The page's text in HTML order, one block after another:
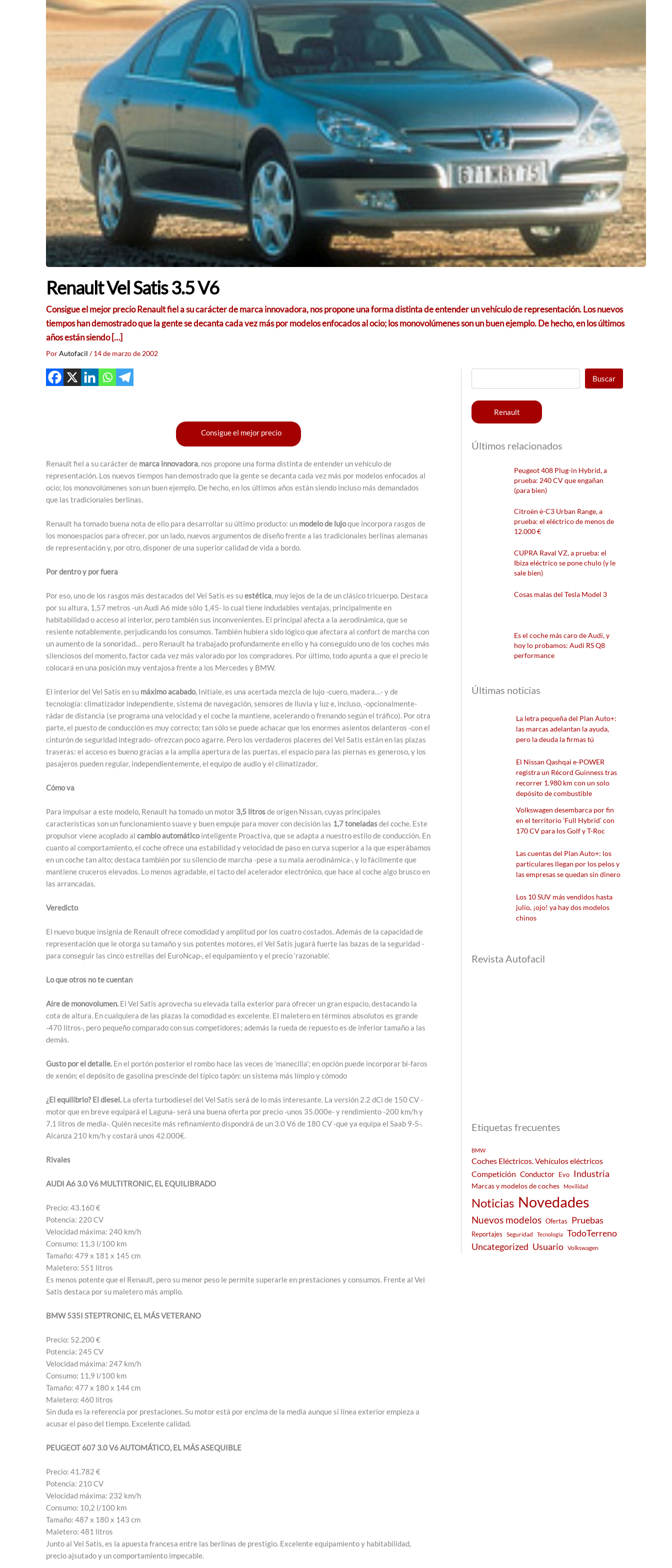
Renault Vel Satis 3.5 V6
Consigue el mejor precio Renault fiel a su carácter de marca innovadora, nos propone una forma distinta de entender un vehículo de representación. Los nuevos
tiempos han demostrado que la gente se decanta cada vez más por modelos enfocados al ocio; los monovolúmenes son un buen ejemplo. De hecho, en los últimos
años están siendo […]
PorAutofacil /14 de marzo de 2002
Consigue el mejor precio
Renault fiel a su carácter de marca innovadora, nos propone una forma distinta de entender un vehículo de
representación. Los nuevos tiempos han demostrado que la gente se decanta cada vez más por modelos enfocados al
ocio; los monovolúmenes son un buen ejemplo. De hecho, en los últimos años están siendo incluso más demandados
que las tradicionales berlinas.
Renault ha tomado buena nota de ello para desarrollar su último producto: un modelo de lujoque incorpora rasgos de
los monoespacios para ofrecer, por un lado, nuevos argumentos de diseño frente a las tradicionales berlinas alemanas
de representación y, por otro, disponer de una superior calidad de vida a bordo.
Por dentro y por fuera
Por eso, uno de los rasgos más destacados del Vel Satis es suestética, muy lejos de la de un clásico tricuerpo. Destaca
por su altura, 1,57 metros -un Audi A6 mide sólo 1,45- lo cual tiene indudables ventajas, principalmente en
habitabilidad o acceso al interior, pero también sus inconvenientes. El principal afecta a la aerodinámica, que se
resiente notablemente, perjudicando los consumos. También hubiera sido lógico que afectara al confort de marcha con
un aumento de la sonoridad… pero Renault ha trabajado profundamente en ello y ha conseguido uno de los coches más
silenciosos del momento, factor cada vez más valorado por los compradores. Por último, todo apunta a que el precio le
colocará en una posición muy ventajosa frente a los Mercedes y BMW.
El interior del Vel Satis en su máximo acabado, Initiale, es una acertada mezcla de lujo -cuero, madera…- y de
tecnología: climatizador independiente, sistema de navegación, sensores de lluvia y luz e, incluso, -opcionalmente-
rádar de distancia (se programa una velocidad y el coche la mantiene, acelerando o frenando según el tráfico). Por otra
parte, el puesto de conducción es muy correcto; tan sólo se puede achacar que los enormes asientos delanteros -con el
cinturón de seguridad integrado- ofrezcan poco agarre. Pero los verdaderos placeres del Vel Satis están en las plazas
traseras: el acceso es bueno gracias a la amplia apertura de las puertas, el espacio para las piernas es generoso, y los
pasajeros pueden regular, independientemente, el equipo de audio y el climatizador.
Cómo va
Para impulsar a este modelo, Renault ha tomado un motor 3,5 litrosde origen Nissan, cuyas principales
características son un funcionamiento suave y buen empuje para mover con decisión las 1,7 toneladasdel coche. Este
propulsor viene acoplado al cambio automáticointeligente Proactiva, que se adapta a nuestro estilo de conducción. En
cuanto al comportamiento, el coche ofrece una estabilidad y velocidad de paso en curva superior a la que esperábamos
en un coche tan alto; destaca también por su silencio de marcha -pese a su mala aerodinámica-, y lo fácilmente que
mantiene cruceros elevados. Lo menos agradable, el tacto del acelerador electrónico, que hace al coche algo brusco en
las arrancadas.
Veredicto
El nuevo buque insignia de Renault ofrece comodidad y amplitud por los cuatro costados. Además de la capacidad de
representación que le otorga su tamaño y sus potentes motores, el Vel Satis jugará fuerte las bazas de la seguridad -
para conseguir las cinco estrellas del EuroNcap-, el equipamiento y el precio ‘razonable’.
Lo que otros no te cuentan
Aire de monovolumen. El Vel Satis aprovecha su elevada talla exterior para ofrecer un gran espacio, destacando la
cota de altura. En cualquiera de las plazas la comodidad es excelente. El maletero en términos absolutos es grande
-470 litros-, pero pequeño comparado con sus competidores; además la rueda de repuesto es de inferior tamaño a las
demás.
Gusto por el detalle. En el portón posterior el rombo hace las veces de ‘manecilla’; en opción puede incorporar bi-faros
de xenón; el depósito de gasolina prescinde del típico tapón: un sistema más límpio y cómodo
¿El equilibrio? El diesel. La oferta turbodiesel del Vel Satis será de lo más interesante. La versión 2.2 dCi de 150 CV -
motor que en breve equipará el Laguna- será una buena oferta por precio -unos 35.000e- y rendimiento -200 km/h y
7,1 litros de media-. Quién necesite más refinamiento dispondrá de un 3.0 V6 de 180 CV -que ya equipa el Saab 9-5-.
Alcanza 210 km/h y costará unos 42.000€.
Rivales
AUDI A6 3.0 V6 MULTITRONIC, EL EQUILIBRADO
Precio: 43.160 €
Potencia: 220 CV
Velocidad máxima: 240 km/h
Consumo: 11,3 l/100 km
Tamaño: 479 x 181 x 145 cm
Maletero: 551 litros
Es menos potente que el Renault, pero su menor peso le permite superarle en prestaciones y consumos. Frente al Vel
Satis destaca por su maletero más amplio.
BMW 535I STEPTRONIC, EL MÁS VETERANO
Precio: 52.200 €
Potencia: 245 CV
Velocidad máxima: 247 km/h
Consumo: 11,9 l/100 km
Tamaño: 477 x 180 x 144 cm
Maletero: 460 litros
Sin duda es la referencia por prestaciones. Su motor está por encima de la media aunque si línea exterior empieza a
acusar el paso del tiempo. Excelente calidad.
PEUGEOT 607 3.0 V6 AUTOMÁTICO, EL MÁS ASEQUIBLE
Precio: 41.782 €
Potencia: 210 CV
Velocidad máxima: 232 km/h
Consumo: 10,2 l/100 km
Tamaño: 487 x 180 x 143 cm
Maletero: 481 litros
Junto al Vel Satis, es la apuesta francesa entre las berlinas de prestigio. Excelente equipamiento y habitabilidad,
precio ajsutado y un comportamiento impecable.
Buscar
Renault
Últimos relacionados
Peugeot 408 Plug-in Hybrid, a
prueba: 240 CV que engañan
(para bien)
Citroën ë-C3 Urban Range, a
prueba: el eléctrico de menos de
12.000 €
CUPRA Raval VZ, a prueba: el
Ibiza eléctrico se pone chulo (y le
sale bien)
Cosas malas del Tesla Model 3
Es el coche más caro de Audi, y
hoy lo probamos: Audi RS Q8
performance
Últimas noticias
La letra pequeña del Plan Auto+:
las marcas adelantan la ayuda,
pero la deuda la firmas tú
El Nissan Qashqai e-POWER
registra un Récord Guinness tras
recorrer 1.980 km con un solo
depósito de combustible
Volkswagen desembarca por fin
en el territorio ‘Full Hybrid’ con
170 CV para los Golf y T-Roc
Las cuentas del Plan Auto+: los
particulares llegan por los pelos y
las empresas se quedan sin dinero
Los 10 SUV más vendidos hasta
julio, ¡ojo! ya hay dos modelos
chinos
Revista Autofacil
Etiquetas frecuentes
BMW
Coches Eléctricos. Vehículos eléctricos
Competición Conductor Evo Industria
Marcas y modelos de coches Movilidad
Noticias Novedades
Nuevos modelos Ofertas Pruebas
Reportajes Seguridad Tecnología
TodoTerreno
Uncategorized Usuario Volkswagen